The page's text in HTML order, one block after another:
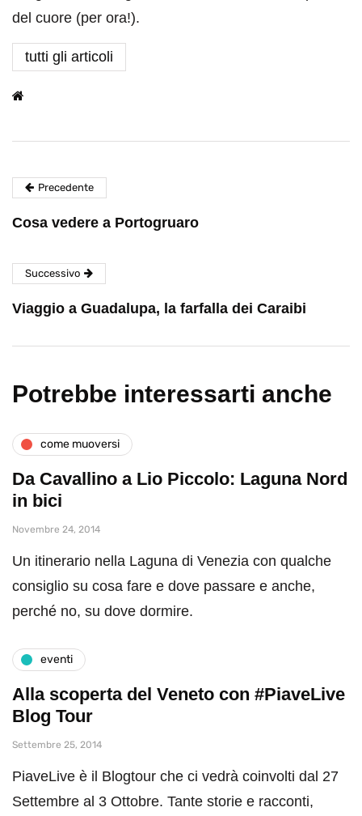
del cuore (per ora!).
tutti gli articoli
Precedente
Cosa vedere a Portogruaro
Successivo
Viaggio a Guadalupa, la farfalla dei Caraibi
Potrebbe interessarti anche
come muoversi
Da Cavallino a Lio Piccolo: Laguna Nord
in bici
Novembre 24, 2014
Un itinerario nella Laguna di Venezia con qualche
consiglio su cosa fare e dove passare e anche,
perché no, su dove dormire.
eventi
Alla scoperta del Veneto con #PiaveLive
Blog Tour
Settembre 25, 2014
PiaveLive è il Blogtour che ci vedrà coinvolti dal 27
Settembre al 3 Ottobre. Tante storie e racconti,